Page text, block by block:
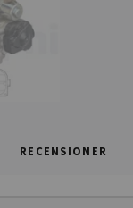
RECENSIONER